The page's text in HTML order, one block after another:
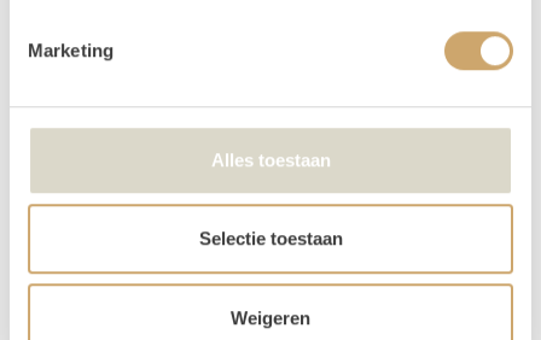
Marketing
Alles toestaan
Selectie toestaan
Weigeren
Betalen kan via iDeal of op factuur. Je boeking is
orderbedrag boven de €300 krijg je korting op de
transportkosten.
Is er iets beschadigd? Dat kan gebeuren. Helaas